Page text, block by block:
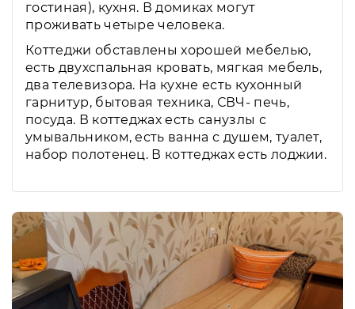
гостиная), кухня. В домиках могут
проживать четыре человека.
Коттеджи обставлены хорошей мебелью,
есть двухспальная кровать, мягкая мебель,
два телевизора. На кухне есть кухонный
гарнитур, бытовая техника, СВЧ- печь,
посуда. В коттеджах есть санузлы с
умывальником, есть ванна с душем, туалет,
набор полотенец. В коттеджах есть лоджии.